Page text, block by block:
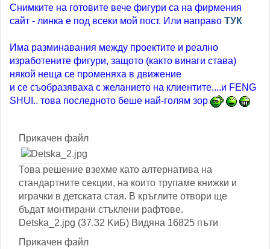
Снимките на готовите вече фигури са на фирмения
сайт - линка е под всеки мой пост. Или направо ТУК
Има разминавания между проектите и реално
изработените фигури, защото (както винаги става)
някой неща се променяха в движение
и се съобразяваха с желанието на клиентите....и FENG
SHUI.. това последното беше най-голям зор
Прикачен файл
Това решение взехме като алтернатива на
стандартните секции, на които трупаме книжки и
играчки в детската стая. В кръглите отвори ще
бъдат монтирани стъклени рафтове.
Detska_2.jpg (37.32 KиБ) Видяна 16825 пъти
Прикачен файл